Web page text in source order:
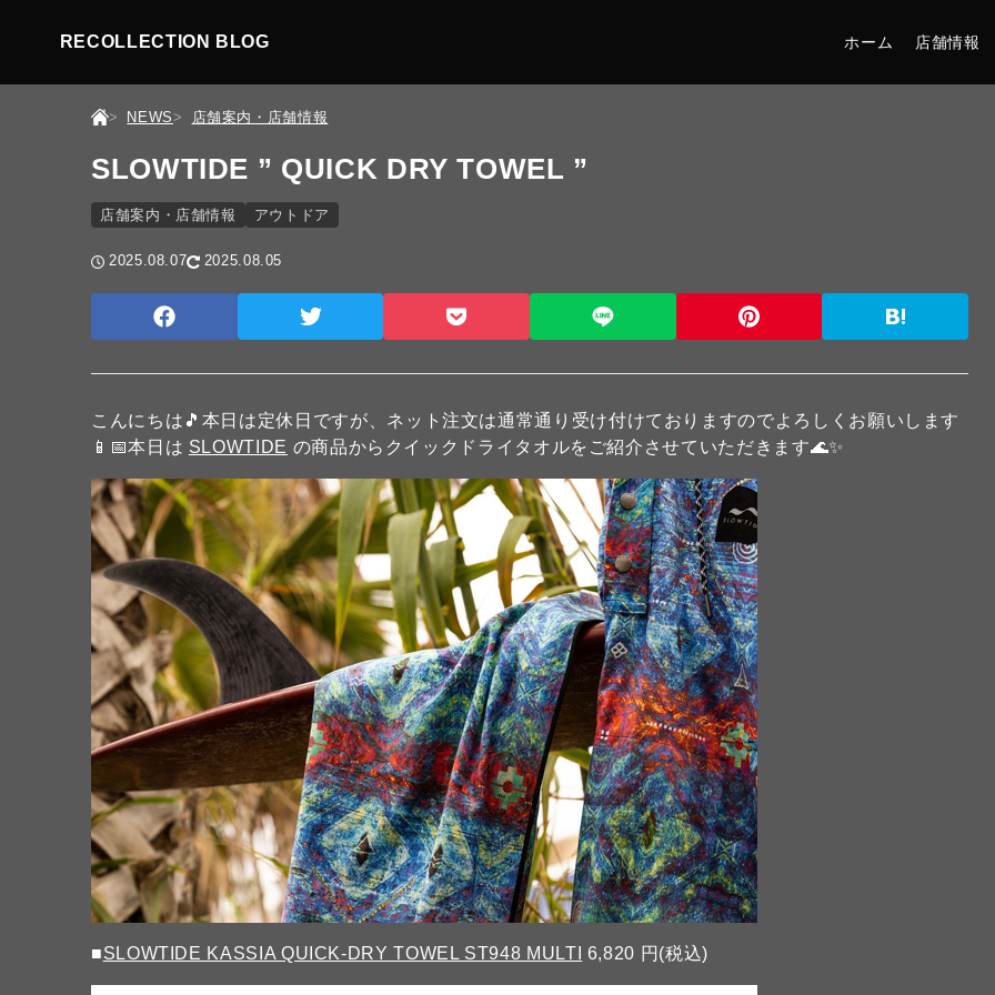
RECOLLECTION BLOG ホーム 店舗情報
NEWS 店舗案内・店舗情報
SLOWTIDE ” QUICK DRY TOWEL ”
店舗案内・店舗情報 アウトドア
2025.08.07 2025.08.05
こんにちは🎵本日は定休日ですが、ネット注文は通常通り受け付けておりますのでよろしくお願いします
📱📅本日は SLOWTIDE の商品からクイックドライタオルをご紹介させていただきます🌊✨️
■SLOWTIDE KASSIA QUICK-DRY TOWEL ST948 MULTI 6,820 円(税込)